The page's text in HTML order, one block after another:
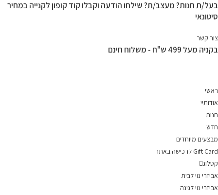
Skip
to
בעל/ת חנות? מעצב/ת? שילחו הודעה וקבלו קוד קופון לקנייה במחיר
סיטונאי
צור קשר
בקניה מעל 499 ש"ח - משלוח חינם
ראשי
אודותיי
חנות
חדש
מבצעים מיוחדים
Gift Card לרכישה באתר
קטלוג
אביזרי נוי לבית
אביזרי נוי לגינה